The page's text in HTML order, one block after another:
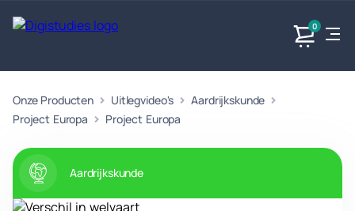
0
Exacte
vakken
Geen
vakken.
Taalvakken
Geen
vakken.
Maatschappijvakken
Geen vakken.
Producten
Onze Producten Uitlegvideo's
Aardrijkskunde
Project Europa
Project Europa
Aardrijkskunde